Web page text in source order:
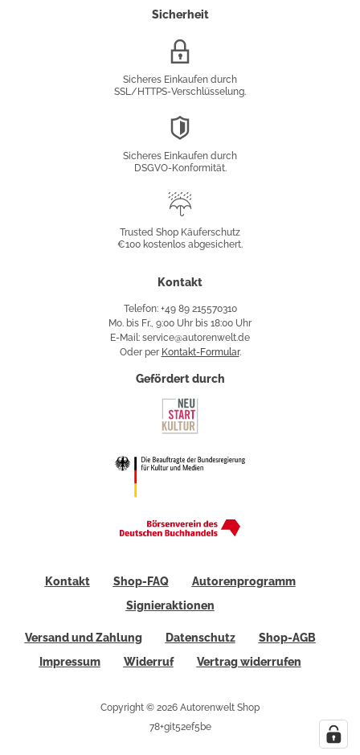
Sicherheit
Sicheres Einkaufen durch
SSL/HTTPS-Verschlüsselung.
Sicheres Einkaufen durch
DSGVO-Konformität.
Käuferschutz
Trusted Shop Käuferschutz
€100 kostenlos abgesichert.
Kontakt
Telefon: +49 89 215570310
Mo. bis Fr., 9:00 Uhr bis 18:00 Uhr
E-Mail: service@autorenwelt.de
Oder per Kontakt-Formular.
Gefördert durch
Kontakt Shop-FAQ
Autorenprogramm
Signieraktionen
Versand und Zahlung Datenschutz
Shop-AGB
Impressum
Widerruf Vertrag widerrufen
Copyright © 2026 Autorenwelt Shop
78+git52ef5be